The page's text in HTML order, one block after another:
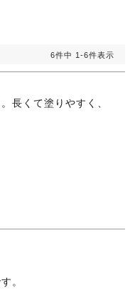
6件中 1 -6件表示
長くて塗りやすく、
。